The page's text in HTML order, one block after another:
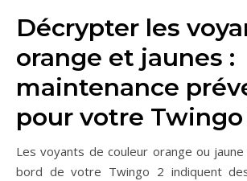
Décrypter les
orange et jaunes :
maintenance
pour votre Twingo
Les voyants de couleur orange ou
bord de votre Twingo 2 indiquent